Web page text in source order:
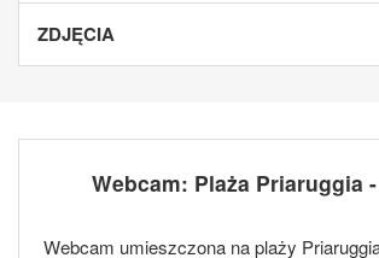
ZDJĘCIA
Webcam: Plaża Priaruggia
Webcam umieszczona na plaży